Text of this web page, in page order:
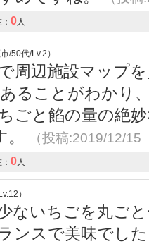
0人
/50代/Lv.2）
周辺施設マップ
ることがわかり
ごと餡の量の絶
。
（投稿:2019/12/
0人
）
ないちごを丸ご
ンスで美味でし